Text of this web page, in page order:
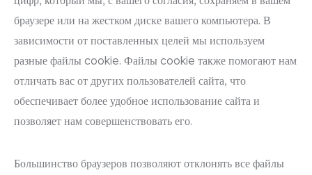
браузере или на жестком диске вашего компьютера. В
зависимости от поставленных целей мы используем
разные файлы cookie. Файлы cookie также помогают нам
отличать вас от других пользователей сайта, что
обеспечивает более удобное использование сайта и
позволяет нам совершенствовать его.
Большинство браузеров позволяют отклонять все файлы